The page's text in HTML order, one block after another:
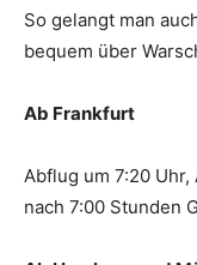
So gelangt man
bequem über
Ab Frankfurt
Abflug um 7:20
nach 7:00 Stunden